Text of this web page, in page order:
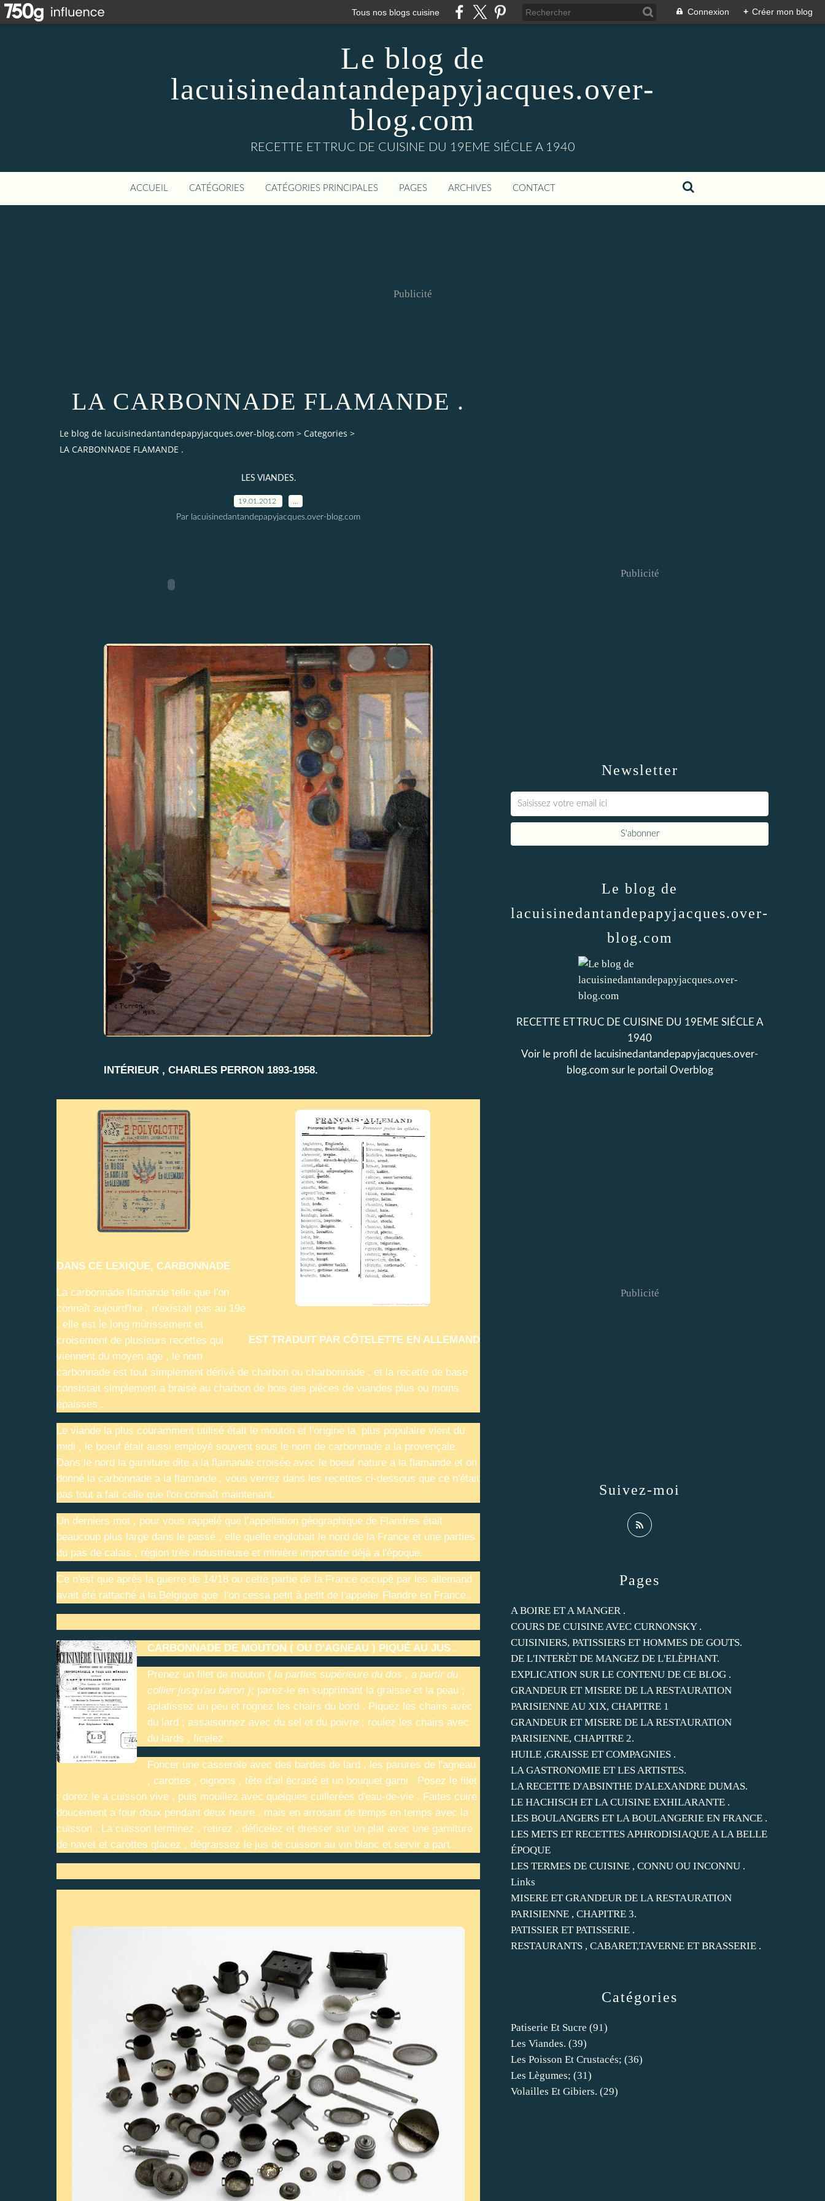
Tous nos blogs cuisine Connexion + Créer mon blog
Le blog de
lacuisinedantandepapyjacques.over-
blog.com
RECETTE ET TRUC DE CUISINE DU 19EME SIÉCLE A 1940
ACCUEIL CATÉGORIES CATÉGORIES PRINCIPALES PAGES ARCHIVES CONTACT
Publicité
LA CARBONNADE FLAMANDE .
Le blog de lacuisinedantandepapyjacques.over-blog.com > Categories >
LA CARBONNADE FLAMANDE .
LES VIANDES.
19.01.2012
Par lacuisinedantandepapyjacques.over-blog.com
INTÉRIEUR , CHARLES PERRON 1893-1958.
DANS CE LEXIQUE, CARBONNADE
EST TRADUIT PAR CÔTELETTE EN ALLEMAND
La carbonnade flamande telle que l'on
connaît aujourd'hui , n'existait pas au 19e
, elle est le long mûrissement et
croisement de plusieurs recettes qui
viennent du moyen age , le nom
carbonnade est tout simplement dérivé de charbon ou charbonnade , et la recette de base
consistait simplement a braisé au charbon de bois des pièces de viandes plus ou moins
épaisses .
Le viande la plus couramment utilisé était le mouton et l'origine la plus populaire vient du
midi , le boeuf était aussi employé souvent sous le nom de carbonnade a la provençale .
Dans le nord la garniture dite a la flamande croisée avec le boeuf nature a la flamande et on
donné la carbonnade a la flamande , vous verrez dans les recettes ci-dessous que ce n'était
pas tout a fait celle que l'on connaît maintenant.
Un derniers mot , pour vous rappelé que l’appellation géographique de Flandres était
beaucoup plus large dans le passé , elle quelle englobait le nord de la France et une parties
du pas de calais , région très industrieuse et minière importante déjà a l'époque.
Ce n'est que après la guerre de 14/18 ou cette partie de la France occupé par les allemand
avait été rattaché a la Belgique que l'on cessa petit à petit de l'appeler Flandre en France .
CARBONNADE DE MOUTON ( OU D'AGNEAU ) PIQUÉ AU JUS .
Prenez un filet de mouton ( la parties supérieure du dos , a partir du
collier jusqu'au baron ); parez-le en supprimant la graisse et la peau ;
aplatissez un peu et rognez les chairs du bord . Piquez les chairs avec
du lard ; assaisonnez avec du sel et du poivre ; roulez les chairs avec
du lards , ficelez .
Foncer une casserole avec des bardes de lard , les parures de l'agneau
, carottes , oignons , tête d'ail écrasé et un bouquet garni . Posez le filet
: dorez le a cuisson vive , puis mouillez avec quelques cuillerées d'eau-de-vie . Faites cuire
doucement a four doux pendant deux heure , mais en arrosant de temps en temps avec la
cuisson . La cuisson terminez , retirez , déficelez et dresser sur un plat avec une garniture
de navet et carottes glacez , dégraissez le jus de cuisson au vin blanc et servir a part .
Newsletter
Publicité
Catégories
Patiserie Et Sucre (91)
Les Viandes. (39)
Les Poisson Et Crustacés; (36)
Les Lègumes; (31)
Volailles Et Gibiers. (29)
Pages
A BOIRE ET A MANGER .
COURS DE CUISINE AVEC CURNONSKY .
CUISINIERS, PATISSIERS ET HOMMES DE GOUTS.
DE L'INTERÈT DE MANGEZ DE L'ELÈPHANT.
EXPLICATION SUR LE CONTENU DE CE BLOG .
GRANDEUR ET MISERE DE LA RESTAURATION
PARISIENNE AU XIX, CHAPITRE 1
GRANDEUR ET MISERE DE LA RESTAURATION
PARISIENNE, CHAPITRE 2.
HUILE ,GRAISSE ET COMPAGNIES .
LA GASTRONOMIE ET LES ARTISTES.
LA RECETTE D'ABSINTHE D'ALEXANDRE DUMAS.
LE HACHISCH ET LA CUISINE EXHILARANTE .
LES BOULANGERS ET LA BOULANGERIE EN FRANCE .
LES METS ET RECETTES APHRODISIAQUE A LA BELLE
ÉPOQUE
LES TERMES DE CUISINE , CONNU OU INCONNU .
Links
MISERE ET GRANDEUR DE LA RESTAURATION
PARISIENNE , CHAPITRE 3.
PATISSIER ET PATISSERIE .
RESTAURANTS , CABARET,TAVERNE ET BRASSERIE .
Le blog de
lacuisinedantandepapyjacques.over-
blog.com
RECETTE ET TRUC DE CUISINE DU 19EME SIÉCLE A
1940
Voir le profil de lacuisinedantandepapyjacques.over-
blog.com sur le portail Overblog
Suivez-moi
Publicité